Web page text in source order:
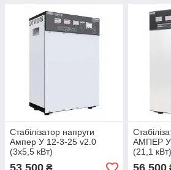
Стабілізатор напруги
Ампер У 12-3-25 v2.0
(3х5,5 кВт)
АМПЕР У
(21,1 кВт)